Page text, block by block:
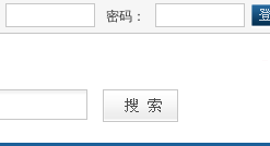
密码：